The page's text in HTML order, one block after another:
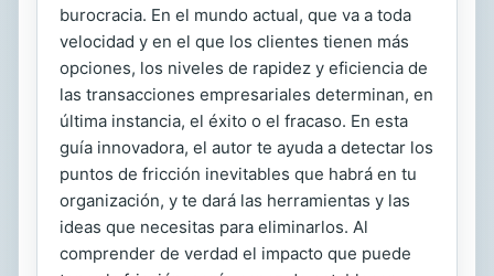
burocracia. En el mundo actual, que va a toda
velocidad y en el que los clientes tienen más
opciones, los niveles de rapidez y eficiencia de
las transacciones empresariales determinan, en
última instancia, el éxito o el fracaso. En esta
guía innovadora, el autor te ayuda a detectar los
puntos de fricción inevitables que habrá en tu
organización, y te dará las herramientas y las
ideas que necesitas para eliminarlos. Al
comprender de verdad el impacto que puede